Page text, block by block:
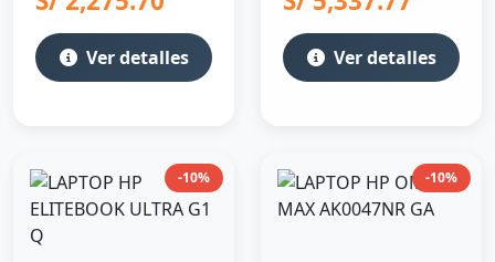
Ver detalles Ver detalles
-10% -10%